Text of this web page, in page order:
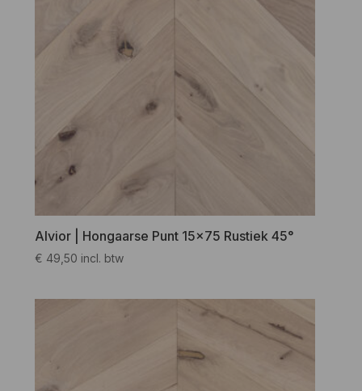
Alvior | Hongaarse Punt 15×75 Rustiek 45°
€ 49,50 incl. btw